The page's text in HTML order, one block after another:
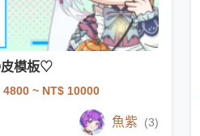
模板♡
4800 ~ NT$ 10000
魚紫 (3)